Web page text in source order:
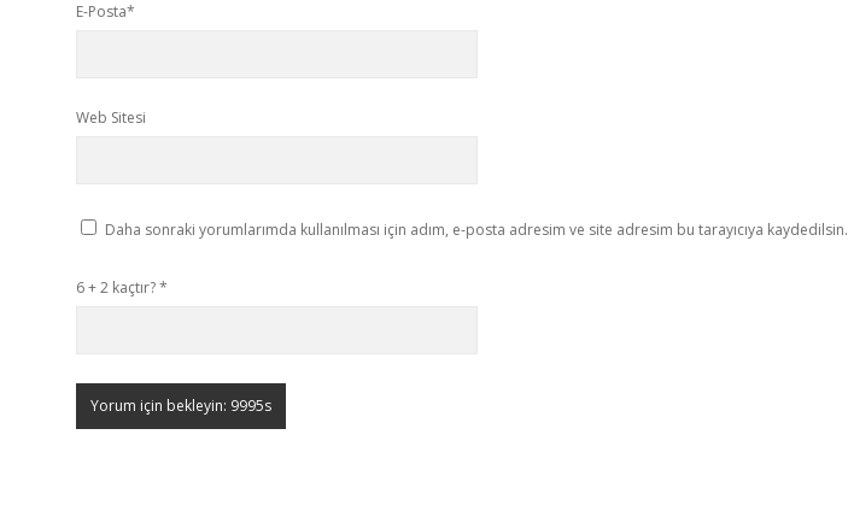
E-Posta*
Web Sitesi
Daha sonraki yorumlarımda kullanılması için adım, e-posta adresim ve site adresim bu tarayıcıya kaydedilsin.
6 + 2 kaçtır?*